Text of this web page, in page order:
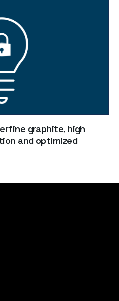
graphite, high
and optimized